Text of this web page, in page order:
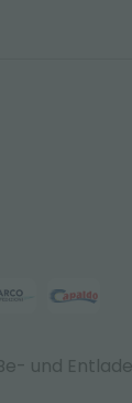
und